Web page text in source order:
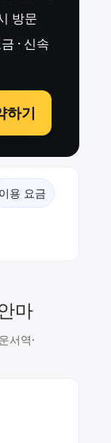
방문
· 신속
하기
이용 요금
마
서역·